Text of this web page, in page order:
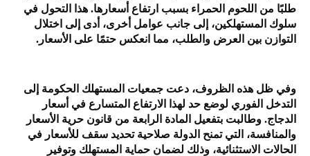
طلبًا من اللحوم الحمراء بسبب ارتفاع أسعارها. هذا التحول في
سلوك المستهلكين، إلى جانب عوامل أخرى، أدى إلى اختلال
التوازن بين العرض والطلب، مما انعكس حتمًا على الأسعار.
وفي ظل هذه الظروف، دعت جمعيات المستهلك الحكومة إلى
التدخل الفوري لوضع حد لهذا الارتفاع المتسارع في أسعار
الدجاج. وطالبت بتفعيل المادة الرابعة من قانون حرية الأسعار
والمنافسة، التي تمنح الدولة صلاحية تحديد سقف للأسعار في
الحالات الاستثنائية، وذلك لضمان حماية المستهلك وتوفير